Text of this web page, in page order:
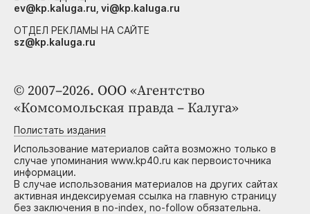
© 2007–2026. ООО «Агентство
«Комсомольская правда – Калуга»
Полистать издания
Использование материалов сайта возможно только в
случае упоминания www.kp40.ru как первоисточника
информации.
В случае использования материалов на других сайтах
активная индексируемая ссылка на главную страницу
без заключения в no-index, no-follow обязательна.
ev@kp.kaluga.ru, vi@kp.kaluga.ru
ОТДЕЛ РЕКЛАМЫ НА САЙТЕ
sz@kp.kaluga.ru